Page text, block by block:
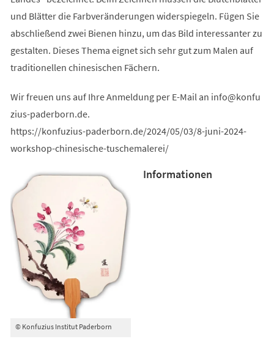
und Blätter die Farbveränderungen widerspiegeln. Fügen Sie
abschließend zwei Bienen hinzu, um das Bild interessanter zu
gestalten. Dieses Thema eignet sich sehr gut zum Malen auf
traditionellen chinesischen Fächern.
Wir freuen uns auf Ihre Anmeldung per E-Mail an info
konfu
zius-paderborn de.
https://konfuzius-paderborn.de/2024/05/03/8-juni-2024-
workshop-chinesische-tuschemalerei/
© Konfuzius Institut Paderborn
Informationen